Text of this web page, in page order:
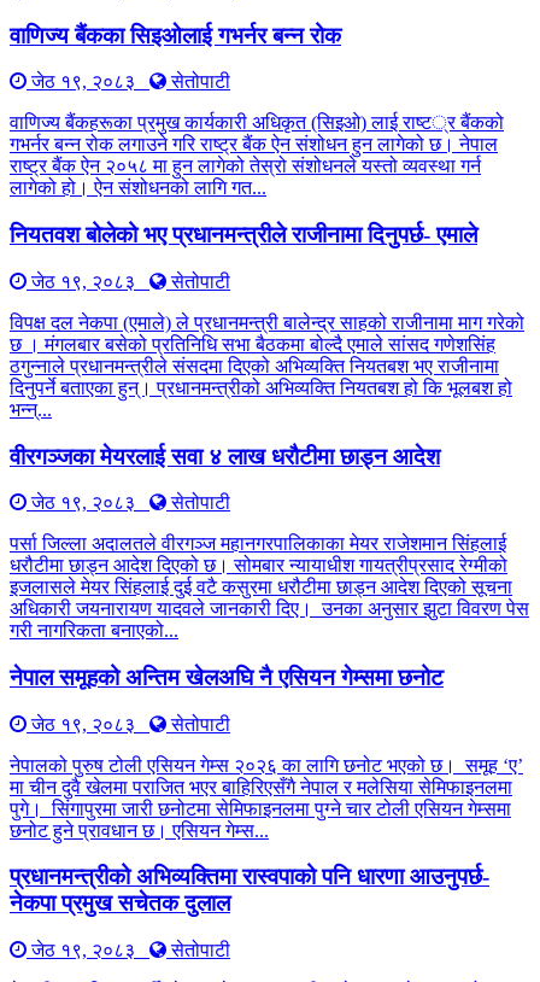
वाणिज्य बैंकका सिइओलाई गभर्नर बन्न रोक
जेठ १९, २०८३
सेतोपाटी
वाणिज्य बैंकहरूका प्रमुख कार्यकारी अधिकृत (सिइओ) लाई राष्ट्र बैंकको
गभर्नर बन्न रोक लगाउने गरि राष्ट्र बैंक ऐन संशोधन हुन लागेको छ। नेपाल
राष्ट्र बैंक ऐन २०५८ मा हुन लागेको तेस्रो संशोधनले यस्तो व्यवस्था गर्न
लागेको हो। ऐन संशोधनको लागि गत...
नियतवश बोलेको भए प्रधानमन्त्रीले राजीनामा दिनुपर्छ- एमाले
जेठ १९, २०८३
सेतोपाटी
विपक्ष दल नेकपा (एमाले) ले प्रधानमन्त्री बालेन्द्र साहको राजीनामा माग गरेको
छ । मंगलबार बसेको प्रतिनिधि सभा बैठकमा बोल्दै एमाले सांसद गणेशसिंह
ठगुन्नाले प्रधानमन्त्रीले संसदमा दिएको अभिव्यक्ति नियतबश भए राजीनामा
दिनुपर्ने बताएका हुन्। प्रधानमन्त्रीको अभिव्यक्ति नियतबश हो कि भूलबश हो
भन्न्...
वीरगञ्जका मेयरलाई सवा ४ लाख धरौटीमा छाड्न आदेश
जेठ १९, २०८३
सेतोपाटी
पर्सा जिल्ला अदालतले वीरगञ्ज महानगरपालिकाका मेयर राजेशमान सिंहलाई
धरौटीमा छाड्न आदेश दिएको छ। सोमबार न्यायाधीश गायत्रीप्रसाद रेग्मीको
इजलासले मेयर सिंहलाई दुई वटै कसुरमा धरौटीमा छाड्न आदेश दिएको सूचना
अधिकारी जयनारायण यादवले जानकारी दिए। उनका अनुसार झुटा विवरण पेस
गरी नागरिकता बनाएको...
नेपाल समूहको अन्तिम खेलअघि नै एसियन गेम्समा छनोट
जेठ १९, २०८३
सेतोपाटी
नेपालको पुरुष टोली एसियन गेम्स २०२६ का लागि छनोट भएको छ। समूह ‘ए’
मा चीन दुवै खेलमा पराजित भएर बाहिरिएसँगै नेपाल र मलेसिया सेमिफाइनलमा
पुगे। सिंगापुरमा जारी छनोटमा सेमिफाइनलमा पुग्ने चार टोली एसियन गेम्समा
छनोट हुने प्रावधान छ। एसियन गेम्स...
प्रधानमन्त्रीको अभिव्यक्तिमा रास्वपाको पनि धारणा आउनुपर्छ-
नेकपा प्रमुख सचेतक दुलाल
जेठ १९, २०८३
सेतोपाटी